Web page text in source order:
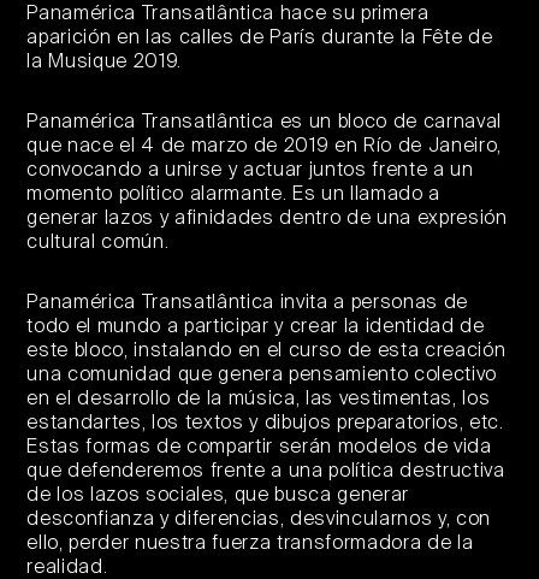
Panamérica Transatlântica hace su primera
aparición en las calles de París durante la Fête de
la Musique 2019.
Panamérica Transatlântica es un bloco de carnaval
que nace el 4 de marzo de 2019 en Río de Janeiro,
convocando a unirse y actuar juntos frente a un
momento político alarmante. Es un llamado a
generar lazos y afinidades dentro de una expresión
cultural común.
Panamérica Transatlântica invita a personas de
todo el mundo a participar y crear la identidad de
este bloco, instalando en el curso de esta creación
una comunidad que genera pensamiento colectivo
en el desarrollo de la música, las vestimentas, los
estandartes, los textos y dibujos preparatorios, etc.
Estas formas de compartir serán modelos de vida
que defenderemos frente a una política destructiva
de los lazos sociales, que busca generar
desconfianza y diferencias, desvincularnos y, con
ello, perder nuestra fuerza transformadora de la
realidad.